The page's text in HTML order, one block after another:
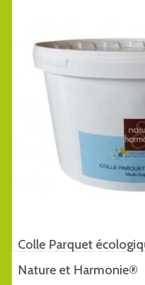
Colle Parquet
Nature et Harmonie®